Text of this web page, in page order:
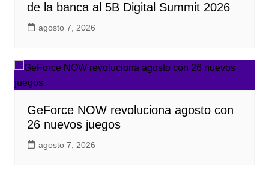
de la banca al 5B Digital Summit 2026
agosto 7, 2026
GeForce NOW revoluciona agosto con
26 nuevos juegos
agosto 7, 2026